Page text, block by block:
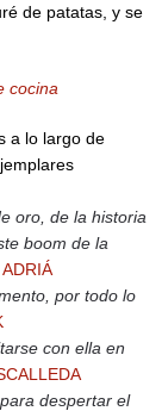
de patatas, y se
cocina
a lo largo de
oro, de la historia
boom de la
por todo lo
con ella en
despertar el